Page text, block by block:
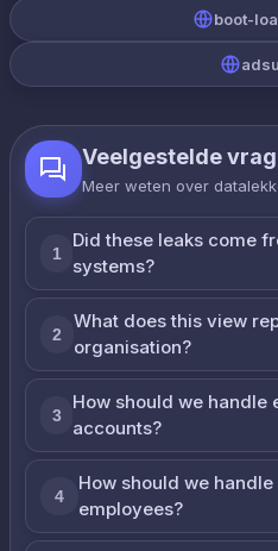
boot-
Veelgestelde
Meer weten over
1
Did these leaks come
systems?
2
What does this view
organisation?
3
How should we handle
accounts?
4
How should we
employees?